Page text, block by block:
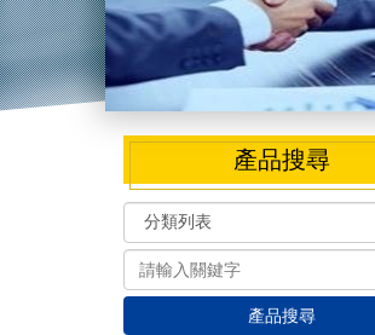
產品搜尋
產品搜尋